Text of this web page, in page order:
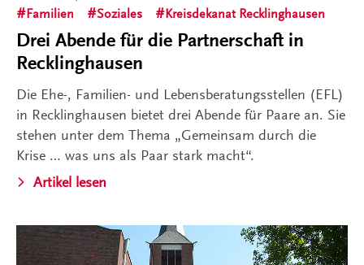
Familien
Soziales Kreisdekanat Recklinghausen
Drei Abende für die Partnerschaft in
Recklinghausen
Die Ehe-, Familien- und Lebensberatungsstellen (EFL)
in Recklinghausen bietet drei Abende für Paare an. Sie
stehen unter dem Thema „Gemeinsam durch die
Krise … was uns als Paar stark macht“.
Artikel lesen